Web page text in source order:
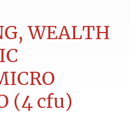
WEALTH
(4 cfu)